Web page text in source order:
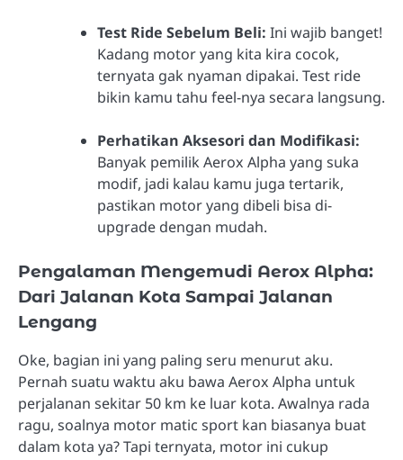
Test Ride Sebelum Beli: Ini wajib banget!
Kadang motor yang kita kira cocok,
ternyata gak nyaman dipakai. Test ride
bikin kamu tahu feel-nya secara langsung.
Perhatikan Aksesori dan Modifikasi:
Banyak pemilik Aerox Alpha yang suka
modif, jadi kalau kamu juga tertarik,
pastikan motor yang dibeli bisa di-
upgrade dengan mudah.
Pengalaman Mengemudi Aerox Alpha:
Dari Jalanan Kota Sampai Jalanan
Lengang
Oke, bagian ini yang paling seru menurut aku.
Pernah suatu waktu aku bawa Aerox Alpha untuk
perjalanan sekitar 50 km ke luar kota. Awalnya rada
ragu, soalnya motor matic sport kan biasanya buat
dalam kota ya? Tapi ternyata, motor ini cukup